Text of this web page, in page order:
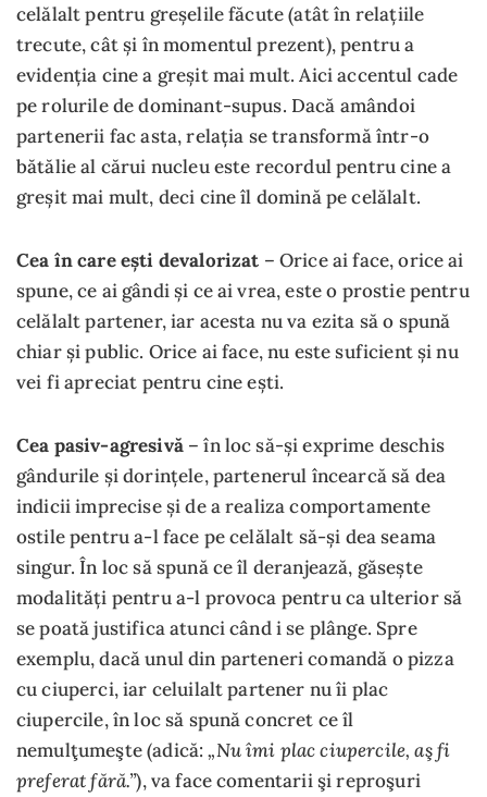
celălalt pentru greșelile făcute (atât în relațiile
trecute, cât și în momentul prezent), pentru a
evidenția cine a greșit mai mult. Aici accentul cade
pe rolurile de dominant-supus. Dacă amândoi
partenerii fac asta, relația se transformă într-o
bătălie al cărui nucleu este recordul pentru cine a
greșit mai mult, deci cine îl domină pe celălalt.
Cea în care ești devalorizat – Orice ai face, orice ai
spune, ce ai gândi și ce ai vrea, este o prostie pentru
celălalt partener, iar acesta nu va ezita să o spună
chiar și public. Orice ai face, nu este suficient și nu
vei fi apreciat pentru cine ești.
Cea pasiv-agresivă– în loc să-și exprime deschis
gândurile și dorințele, partenerul încearcă să dea
indicii imprecise și de a realiza comportamente
ostile pentru a-l face pe celălalt să-și dea seama
singur. În loc să spună ce îl deranjează, găsește
modalități pentru a-l provoca pentru ca ulterior să
se poată justifica atunci când i se plânge. Spre
exemplu, dacă unul din parteneri comandă o pizza
cu ciuperci, iar celuilalt partener nu îi plac
ciupercile, în loc să spună concret ce îl
nemulţumeşte (adică:„Nu îmi plac ciupercile, aş fi
preferat fără.”), va face comentarii şi reproşuri